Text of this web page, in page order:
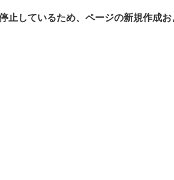
止しているため、ページの新規作成